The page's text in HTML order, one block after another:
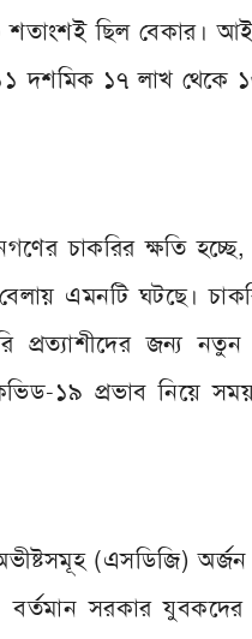
শতাংশই ছিল বেকার।
১১ দশমিক ১৭ লাখ
চাকরির ক্ষতি
এমনটি ঘটছে।
জন্য নতুন
১৯ প্রভাব নিয়ে
(এসডিজি)
সরকার